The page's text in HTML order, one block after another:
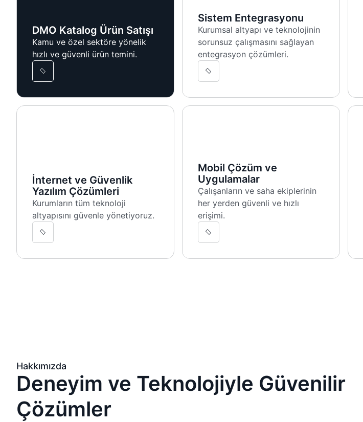
DMO Katalog Ürün Satışı
Kamu ve özel sektöre yönelik
hızlı ve güvenli ürün temini.
Sistem Entegrasyonu
Kurumsal altyapı ve teknolojinin
sorunsuz çalışmasını sağlayan
entegrasyon çözümleri.
İnternet ve Güvenlik
Yazılım Çözümleri
Kurumların tüm teknoloji
altyapısını güvenle yönetiyoruz.
Mobil Çözüm ve
Uygulamalar
Çalışanların ve saha ekiplerinin
her yerden güvenli ve hızlı
erişimi.
Hakkımızda
Deneyim ve Teknolojiyle Güvenilir
Çözümler